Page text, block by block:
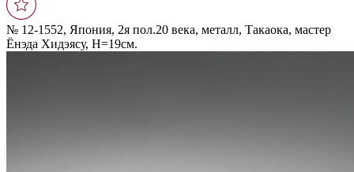
№ 12-1552, Япония, 2я пол.20 века, металл, Такаока, мастер
Ёнэда Хидэясу, Н=19см.